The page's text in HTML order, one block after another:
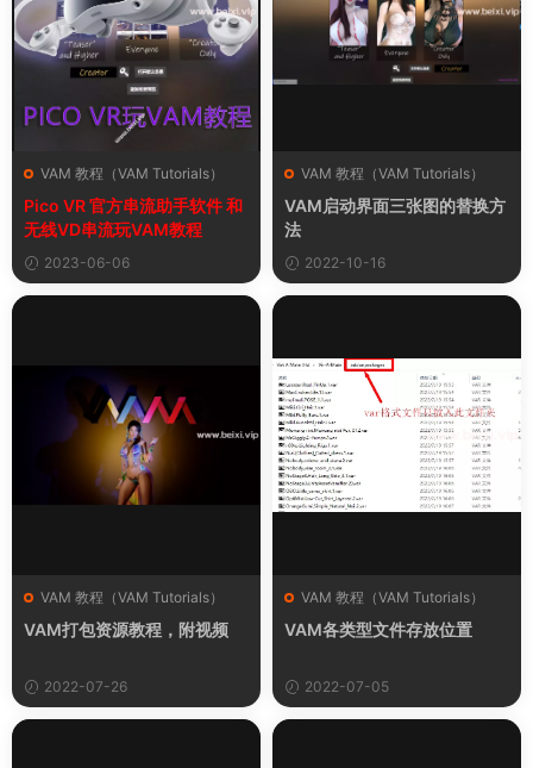
VAM 教程（VAM Tutorials）
Pico VR 官方串流助手软件 和
无线VD串流玩VAM教程
2023-06-06
VAM 教程（VAM Tutorials）
VAM启动界面三张图的替换方
法
2022-10-16
VAM 教程（VAM Tutorials）
VAM打包资源教程，附视频
2022-07-26
VAM 教程（VAM Tutorials）
VAM各类型文件存放位置
2022-07-05